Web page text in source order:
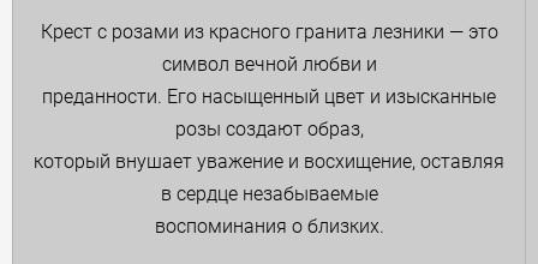
Крест с розами из красного гранита лезники — это
символ вечной любви и
преданности. Его насыщенный цвет и изысканные
розы создают образ,
который внушает уважение и восхищение, оставляя
в сердце незабываемые
воспоминания о близких.